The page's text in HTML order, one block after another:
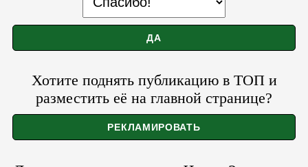
Хотите поднять публикацию в ТОП и
разместить её на главной странице?